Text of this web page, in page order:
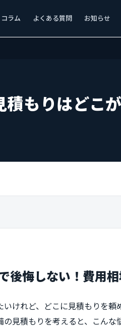
コラム よくある質問 お知らせ
もりはどこ
後悔しない！費用
いけれど、どこに見積もりを
見積もりを考えると、こんな